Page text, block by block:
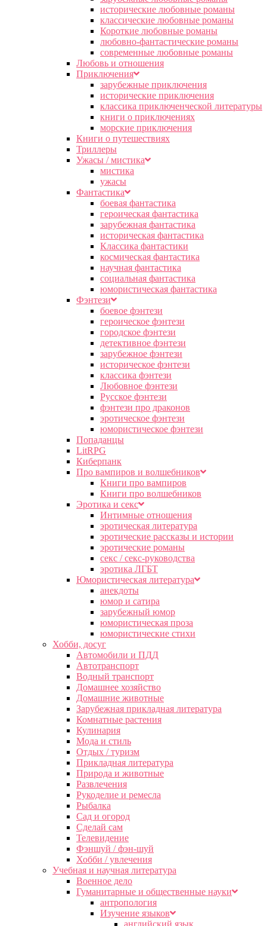
исторические любовные романы
классические любовные романы
Короткие любовные романы
любовно-фантастические романы
современные любовные романы
Любовь и отношения
Приключения
зарубежные приключения
исторические приключения
классика приключенческой литературы
книги о приключениях
морские приключения
Книги о путешествиях
Триллеры
Ужасы / мистика
мистика
ужасы
Фантастика
боевая фантастика
героическая фантастика
зарубежная фантастика
историческая фантастика
Классика фантастики
космическая фантастика
научная фантастика
социальная фантастика
юмористическая фантастика
Фэнтези
боевое фэнтези
героическое фэнтези
городское фэнтези
детективное фэнтези
зарубежное фэнтези
историческое фэнтези
классика фэнтези
Любовное фэнтези
Русское фэнтези
фэнтези про драконов
эротическое фэнтези
юмористическое фэнтези
Попаданцы
LitRPG
Киберпанк
Про вампиров и волшебников
Книги про вампиров
Книги про волшебников
Эротика и секс
Интимные отношения
эротическая литература
эротические рассказы и истории
эротические романы
секс / секс-руководства
эротика ЛГБТ
Юмористическая литература
анекдоты
юмор и сатира
зарубежный юмор
юмористическая проза
юмористические стихи
Хобби, досуг
Автомобили и ПДД
Автотранспорт
Водный транспорт
Домашнее хозяйство
Домашние животные
Зарубежная прикладная литература
Комнатные растения
Кулинария
Мода и стиль
Отдых / туризм
Прикладная литература
Природа и животные
Развлечения
Рукоделие и ремесла
Рыбалка
Сад и огород
Сделай сам
Телевидение
Фэншуй / фэн-шуй
Хобби / увлечения
Учебная и научная литература
Военное дело
Гуманитарные и общественные науки
антропология
Изучение языков
английский язык